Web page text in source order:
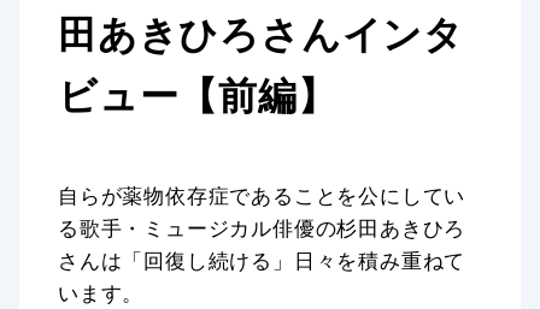
田あきひろさんインタ
ビュー【前編】
自らが薬物依存症であることを公にしてい
る歌手・ミュージカル俳優の杉田あきひろ
さんは「回復し続ける」日々を積み重ねて
います。